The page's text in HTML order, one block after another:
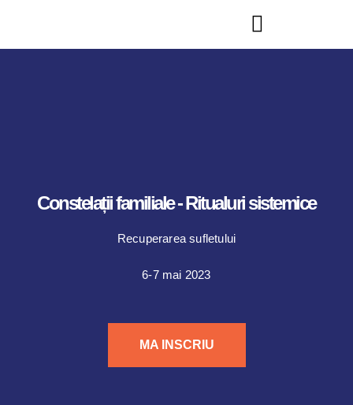
Constelații familiale - Ritualuri sistemice
Recuperarea sufletului
6-7 mai 2023
MA INSCRIU